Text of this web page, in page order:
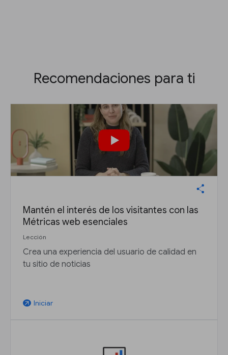
Recomendaciones para ti
Mantén el interés de los visitantes con las
Métricas web esenciales
Lección
Crea una experiencia del usuario de calidad en
tu sitio de noticias
arrow_outward Iniciar